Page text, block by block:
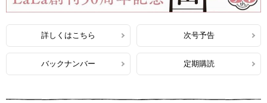
詳しくはこちら 次号予告
バックナンバー 定期購読